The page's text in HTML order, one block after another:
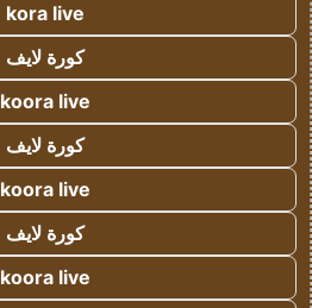
kora live
كورة لايف
koora live
كورة لايف
koora live
كورة لايف
koora live